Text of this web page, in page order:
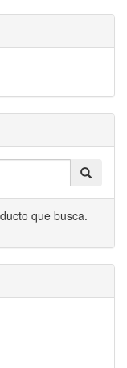
que busca.